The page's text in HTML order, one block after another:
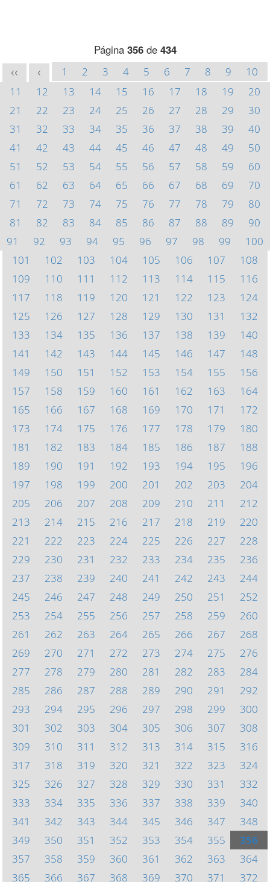
Página 356de 434
<< < 1 2 3 4 5 6 7 8 9
10
11
12 13 14 15 16 17 18 19
20
21
22 23 24 25 26 27 28 29
30
31
32 33 34 35 36 37 38 39
40
41
42 43 44 45 46 47 48 49
50
51
52 53 54 55 56 57 58 59
60
61
62 63 64 65 66 67 68 69
70
71
72 73 74 75 76 77 78 79
80
81
82 83 84 85 86 87 88 89
90
91
92 93 94 95 96 97 98 99
100
101
102 103 104 105 106 107
108
109
110 111 112 113 114 115
116
117
118 119 120 121 122 123
124
125
126 127 128 129 130 131
132
133
134 135 136 137 138 139
140
141
142 143 144 145 146 147
148
149
150 151 152 153 154 155
156
157
158 159 160 161 162 163
164
165
166 167 168 169 170 171
172
173
174 175 176 177 178 179
180
181
182 183 184 185 186 187
188
189
190 191 192 193 194 195
196
197
198 199 200 201 202 203
204
205
206 207 208 209 210 211
212
213
214 215 216 217 218 219
220
221
222 223 224 225 226 227
228
229
230 231 232 233 234 235
236
237
238 239 240 241 242 243
244
245
246 247 248 249 250 251
252
253
254 255 256 257 258 259
260
261
262 263 264 265 266 267
268
269
270 271 272 273 274 275
276
277
278 279 280 281 282 283
284
285
286 287 288 289 290 291
292
293
294 295 296 297 298 299
300
301
302 303 304 305 306 307
308
309
310 311 312 313 314 315
316
317
318 319 320 321 322 323
324
325
326 327 328 329 330 331
332
333
334 335 336 337 338 339
340
341
342 343 344 345 346 347
348
349
350 351 352 353 354 355
356
357
358 359 360 361 362 363
364
365
366 367 368 369 370 371 372